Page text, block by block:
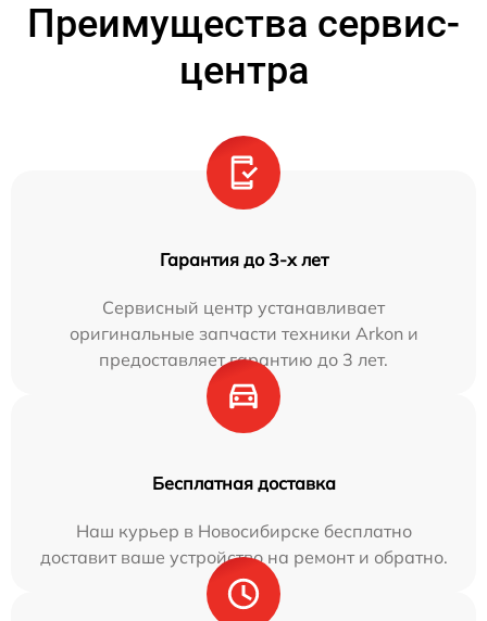
Преимущества сервис-
центра
Гарантия до 3-х лет
Сервисный центр устанавливает
оригинальные запчасти техники Arkon и
предоставляет гарантию до 3 лет.
Бесплатная доставка
Наш курьер в Новосибирске бесплатно
доставит ваше устройство на ремонт и обратно.